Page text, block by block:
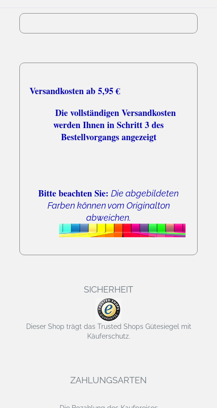
Versandkosten ab 5,95 €
Die vollständigen Versandkosten
werden Ihnen in Schritt 3 des
Bestellvorgangs angezeigt
Bitte beachten Sie: Die abgebildeten
Farben können vom Originalton
abweichen.
SICHERHEIT
Dieser Shop trägt das Trusted Shops Gütesiegel mit
Käuferschutz.
ZAHLUNGSARTEN